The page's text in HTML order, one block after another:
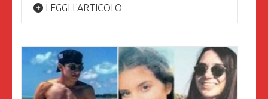
LEGGI L'ARTICOLO